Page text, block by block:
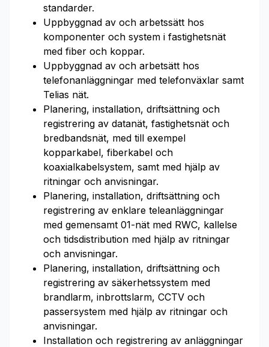
standarder.
Uppbyggnad av och arbetssätt hos
komponenter och system i fastighetsnät
med fiber och koppar.
Uppbyggnad av och arbetsätt hos
telefonanläggningar med telefonväxlar samt
Telias nät.
Planering, installation, driftsättning och
registrering av datanät, fastighetsnät och
bredbandsnät, med till exempel
kopparkabel, fiberkabel och
koaxialkabelsystem, samt med hjälp av
ritningar och anvisningar.
Planering, installation, driftsättning och
registrering av enklare teleanläggningar
med gemensamt 01-nät med RWC, kallelse
och tidsdistribution med hjälp av ritningar
och anvisningar.
Planering, installation, driftsättning och
registrering av säkerhetssystem med
brandlarm, inbrottslarm, CCTV och
passersystem med hjälp av ritningar och
anvisningar.
Installation och registrering av anläggningar